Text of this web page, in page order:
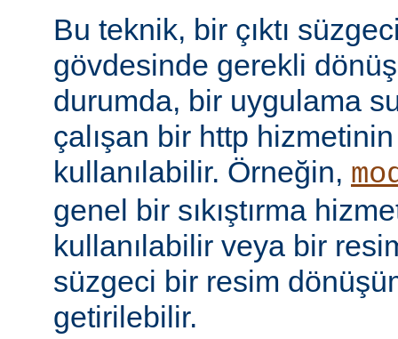
Bu teknik, bir çıktı
gövdesinde gerekli
durumda, bir uygulama
çalışan bir http
kullanılabilir. Örneğin,
genel bir sıkıştırma
kullanılabilir veya bir
süzgeci bir resim
getirilebilir.